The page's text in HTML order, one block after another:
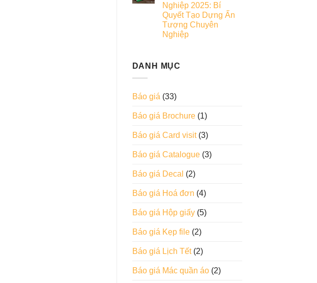
Nghiệp 2025: Bí
Quyết Tạo Dựng Ấn
Tượng Chuyên
Nghiệp
DANH MỤC
Báo giá (33)
Báo giá Brochure(1)
Báo giá Card visit(3)
Báo giá Catalogue(3)
Báo giá Decal (2)
Báo giá Hoá đơn (4)
Báo giá Hộp giấy(5)
Báo giá Kẹp file(2)
Báo giá Lịch Tết(2)
Báo giá Mác quần áo(2)